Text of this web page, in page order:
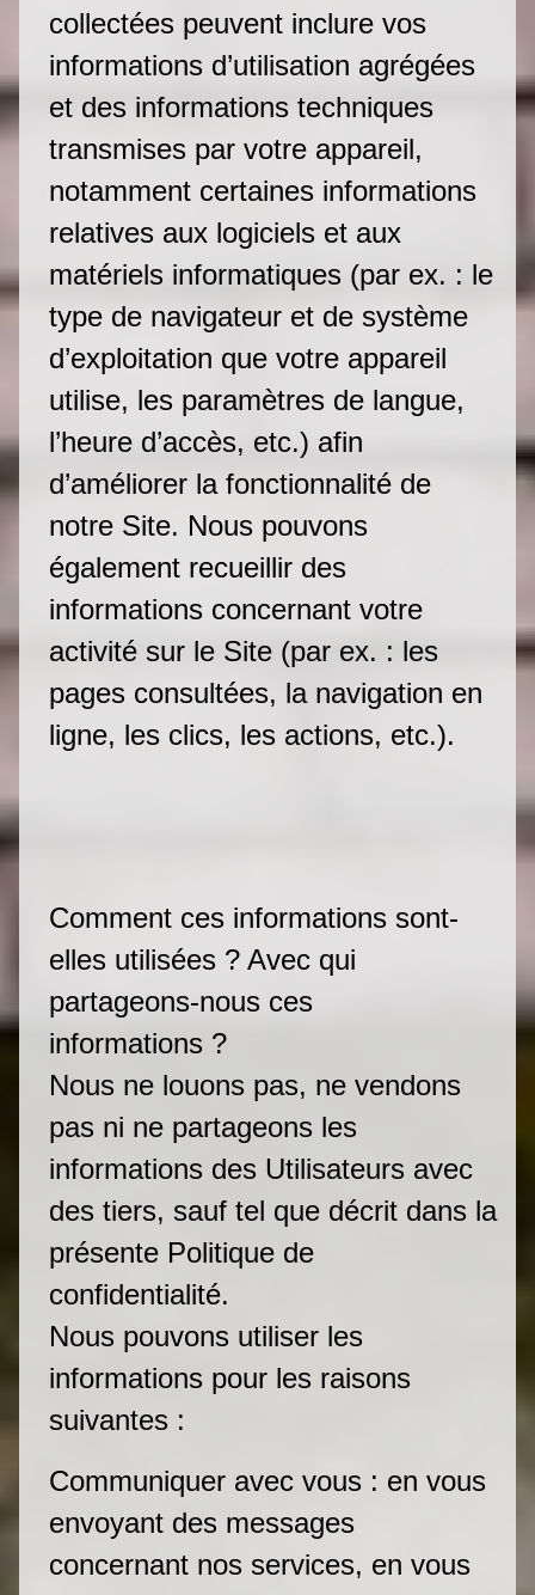
collectées peuvent inclure vos
informations d’utilisation agrégées
et des informations techniques
transmises par votre appareil,
notamment certaines informations
relatives aux logiciels et aux
matériels informatiques (par ex. : le
type de navigateur et de système
d’exploitation que votre appareil
utilise, les paramètres de langue,
l’heure d’accès, etc.) afin
d’améliorer la fonctionnalité de
notre Site. Nous pouvons
également recueillir des
informations concernant votre
activité sur le Site (par ex. : les
pages consultées, la navigation en
ligne, les clics, les actions, etc.).
Comment ces informations sont-
elles utilisées ? Avec qui
partageons-nous ces
informations ?
Nous ne louons pas, ne vendons
pas ni ne partageons les
informations des Utilisateurs avec
des tiers, sauf tel que décrit dans la
présente Politique de
confidentialité.
Nous pouvons utiliser les
informations pour les raisons
suivantes :
Communiquer avec vous : en vous
envoyant des messages
concernant nos services, en vous